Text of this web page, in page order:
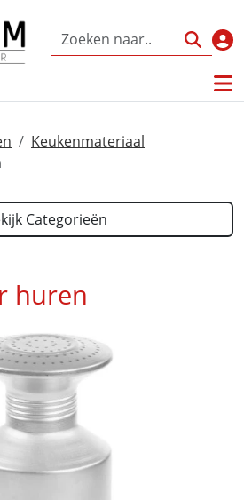
Keukenmateriaal
Categorieën
huren